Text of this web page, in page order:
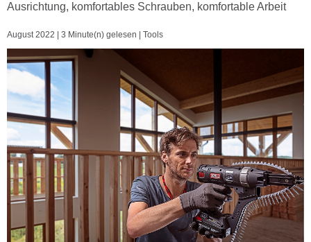
Ausrichtung, komfortables Schrauben, komfortable Arbeit
August 2022 3 Minute(n) gelesen Tools